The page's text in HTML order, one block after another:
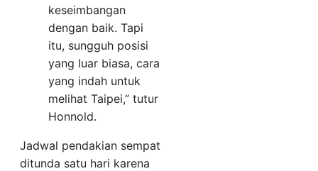
keseimbangan
dengan baik. Tapi
itu, sungguh posisi
yang luar biasa, cara
yang indah untuk
melihat Taipei,” tutur
Honnold.
Jadwal pendakian sempat
ditunda satu hari karena